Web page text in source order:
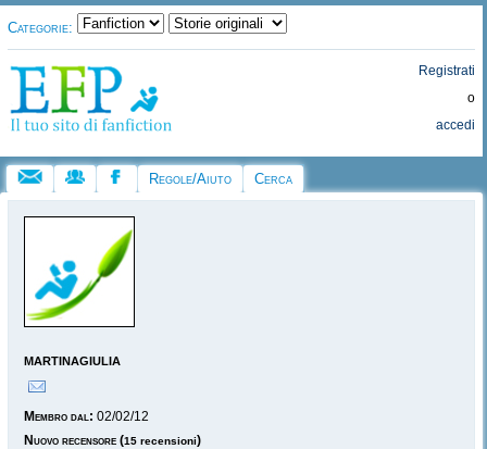
Categorie:
Registrati
o
accedi
Regole/Aiuto Cerca
martinagiulia
Membro dal: 02/02/12
Nuovo recensore (15 recensioni)